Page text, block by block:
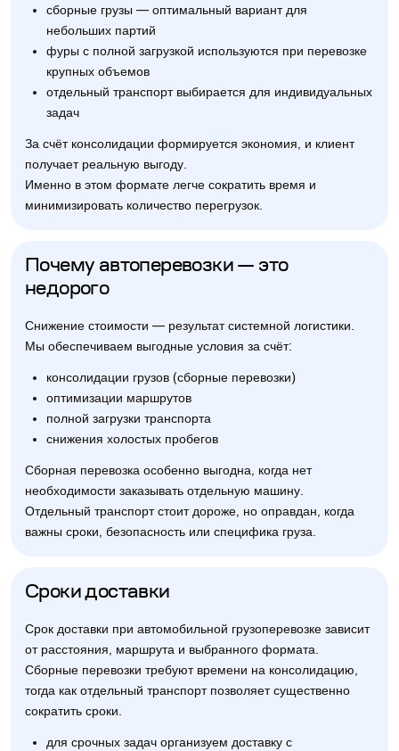
сборные грузы — оптимальный вариант для
небольших партий
фуры с полной загрузкой используются при перевозке
крупных объемов
отдельный транспорт выбирается для индивидуальных
задач
За счёт консолидации формируется экономия, и клиент
получает реальную выгоду.
Именно в этом формате легче сократить время и
минимизировать количество перегрузок.
Почему автоперевозки — это
недорого
Снижение стоимости — результат системной логистики.
Мы обеспечиваем выгодные условия за счёт:
консолидации грузов (сборные перевозки)
оптимизации маршрутов
полной загрузки транспорта
снижения холостых пробегов
Сборная перевозка особенно выгодна, когда нет
необходимости заказывать отдельную машину.
Отдельный транспорт стоит дороже, но оправдан, когда
важны сроки, безопасность или специфика груза.
Сроки доставки
Срок доставки при автомобильной грузоперевозке зависит
от расстояния, маршрута и выбранного формата.
Сборные перевозки требуют времени на консолидацию,
тогда как отдельный транспорт позволяет существенно
сократить сроки.
для срочных задач организуем доставку с